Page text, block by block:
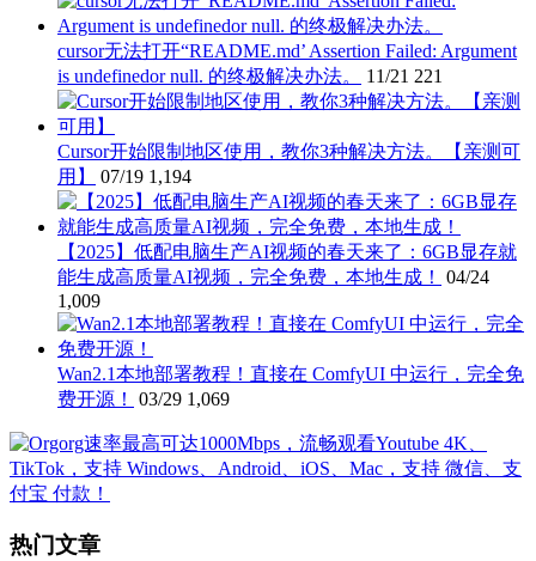
cursor无法打开“README.md’ Assertion Failed: Argument
is undefinedor null. 的终极解决办法。
11/21 221
Cursor开始限制地区使用，教你3种解决方法。【亲测可
用】
07/19 1,194
【2025】低配电脑生产AI视频的春天来了：6GB显存就
能生成高质量AI视频，完全免费，本地生成！
04/24
1,009
Wan2.1本地部署教程！直接在 ComfyUI 中运行，完全免
费开源！
03/29 1,069
热门文章